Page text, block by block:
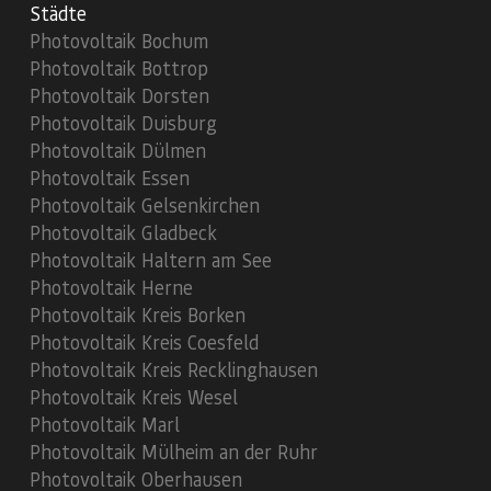
Städte
Photovoltaik Bochum
Photovoltaik Bottrop
Photovoltaik Dorsten
Photovoltaik Duisburg
Photovoltaik Dülmen
Photovoltaik Essen
Photovoltaik Gelsenkirchen
Photovoltaik Gladbeck
Photovoltaik Haltern am See
Photovoltaik Herne
Photovoltaik Kreis Borken
Photovoltaik Kreis Coesfeld
Photovoltaik Kreis Recklinghausen
Photovoltaik Kreis Wesel
Photovoltaik Marl
Photovoltaik Mülheim an der Ruhr
Photovoltaik Oberhausen